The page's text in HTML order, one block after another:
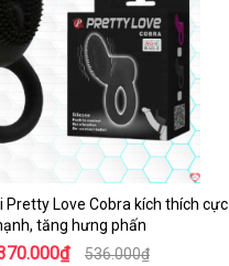
Pretty Love Cobra kích thích cực
tăng hưng phấn
536.000₫